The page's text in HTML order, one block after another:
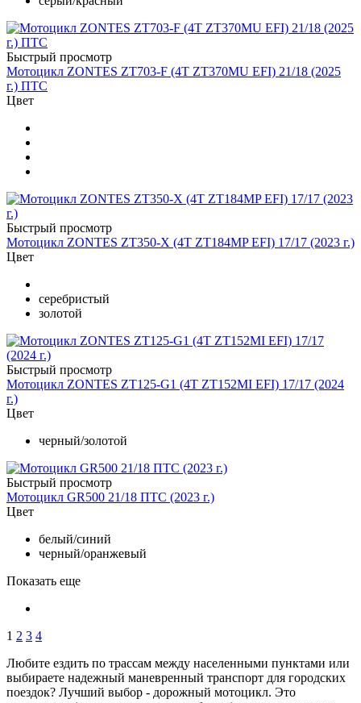
Быстрый просмотр
Мотоцикл ZONTES ZT703-F (4T ZT370MU EFI) 21/18 (2025
г.) ПТС
Цвет
Быстрый просмотр
Мотоцикл ZONTES ZT350-X (4T ZT184MP EFI) 17/17 (2023 г.)
Цвет
серебристый
золотой
Быстрый просмотр
Мотоцикл ZONTES ZT125-G1 (4T ZT152MI EFI) 17/17 (2024
г.)
Цвет
черный/золотой
Быстрый просмотр
Мотоцикл GR500 21/18 ПТС (2023 г.)
Цвет
белый/синий
черный/оранжевый
Показать еще
1 2 3 4
Любите ездить по трассам между населенными пунктами или
выбираете надежный маневренный транспорт для городских
поездок? Лучший выбор - дорожный мотоцикл. Это